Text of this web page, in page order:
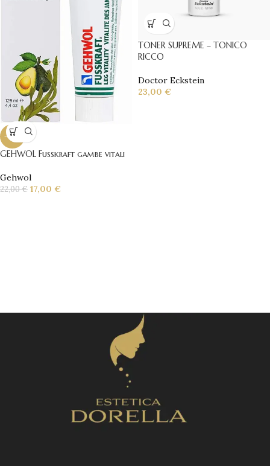
-23%
GEHWOL Fusskraft gambe vitali
Gehwol
22,00€ 17,00 €
TONER SUPREME – TONICO
RICCO
Doctor Eckstein
23,00 €